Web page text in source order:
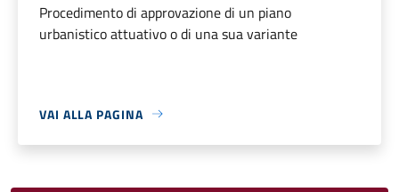
Procedimento di approvazione di un piano
urbanistico attuativo o di una sua variante
VAI ALLA PAGINA